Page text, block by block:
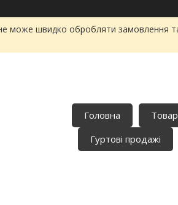
може швидко обробляти замовлення
Головна
Гуртові продажі